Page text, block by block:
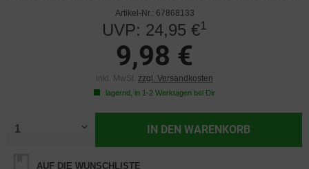
Artikel-Nr.: 67868133
UVP: 24,95 €1
9,98 €
inkl. MwSt. zzgl. Versandkosten
lagernd, in 1-2 Werktagen bei Dir
IN DEN WARENKORB
AUF DIE WUNSCHLISTE